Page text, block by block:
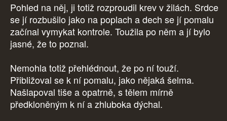
Pohled na něj, ji totiž rozproudil krev v žilách. Srdce
se jí rozbušilo jako na poplach a dech se jí pomalu
začínal vymykat kontrole. Toužila po něm a jí bylo
jasné, že to poznal.
Nemohla totiž přehlédnout, že po ní touží.
Přibližoval se k ní pomalu, jako nějaká šelma.
Našlapoval tiše a opatrně, s tělem mírně
předkloněným k ní a zhluboka dýchal.